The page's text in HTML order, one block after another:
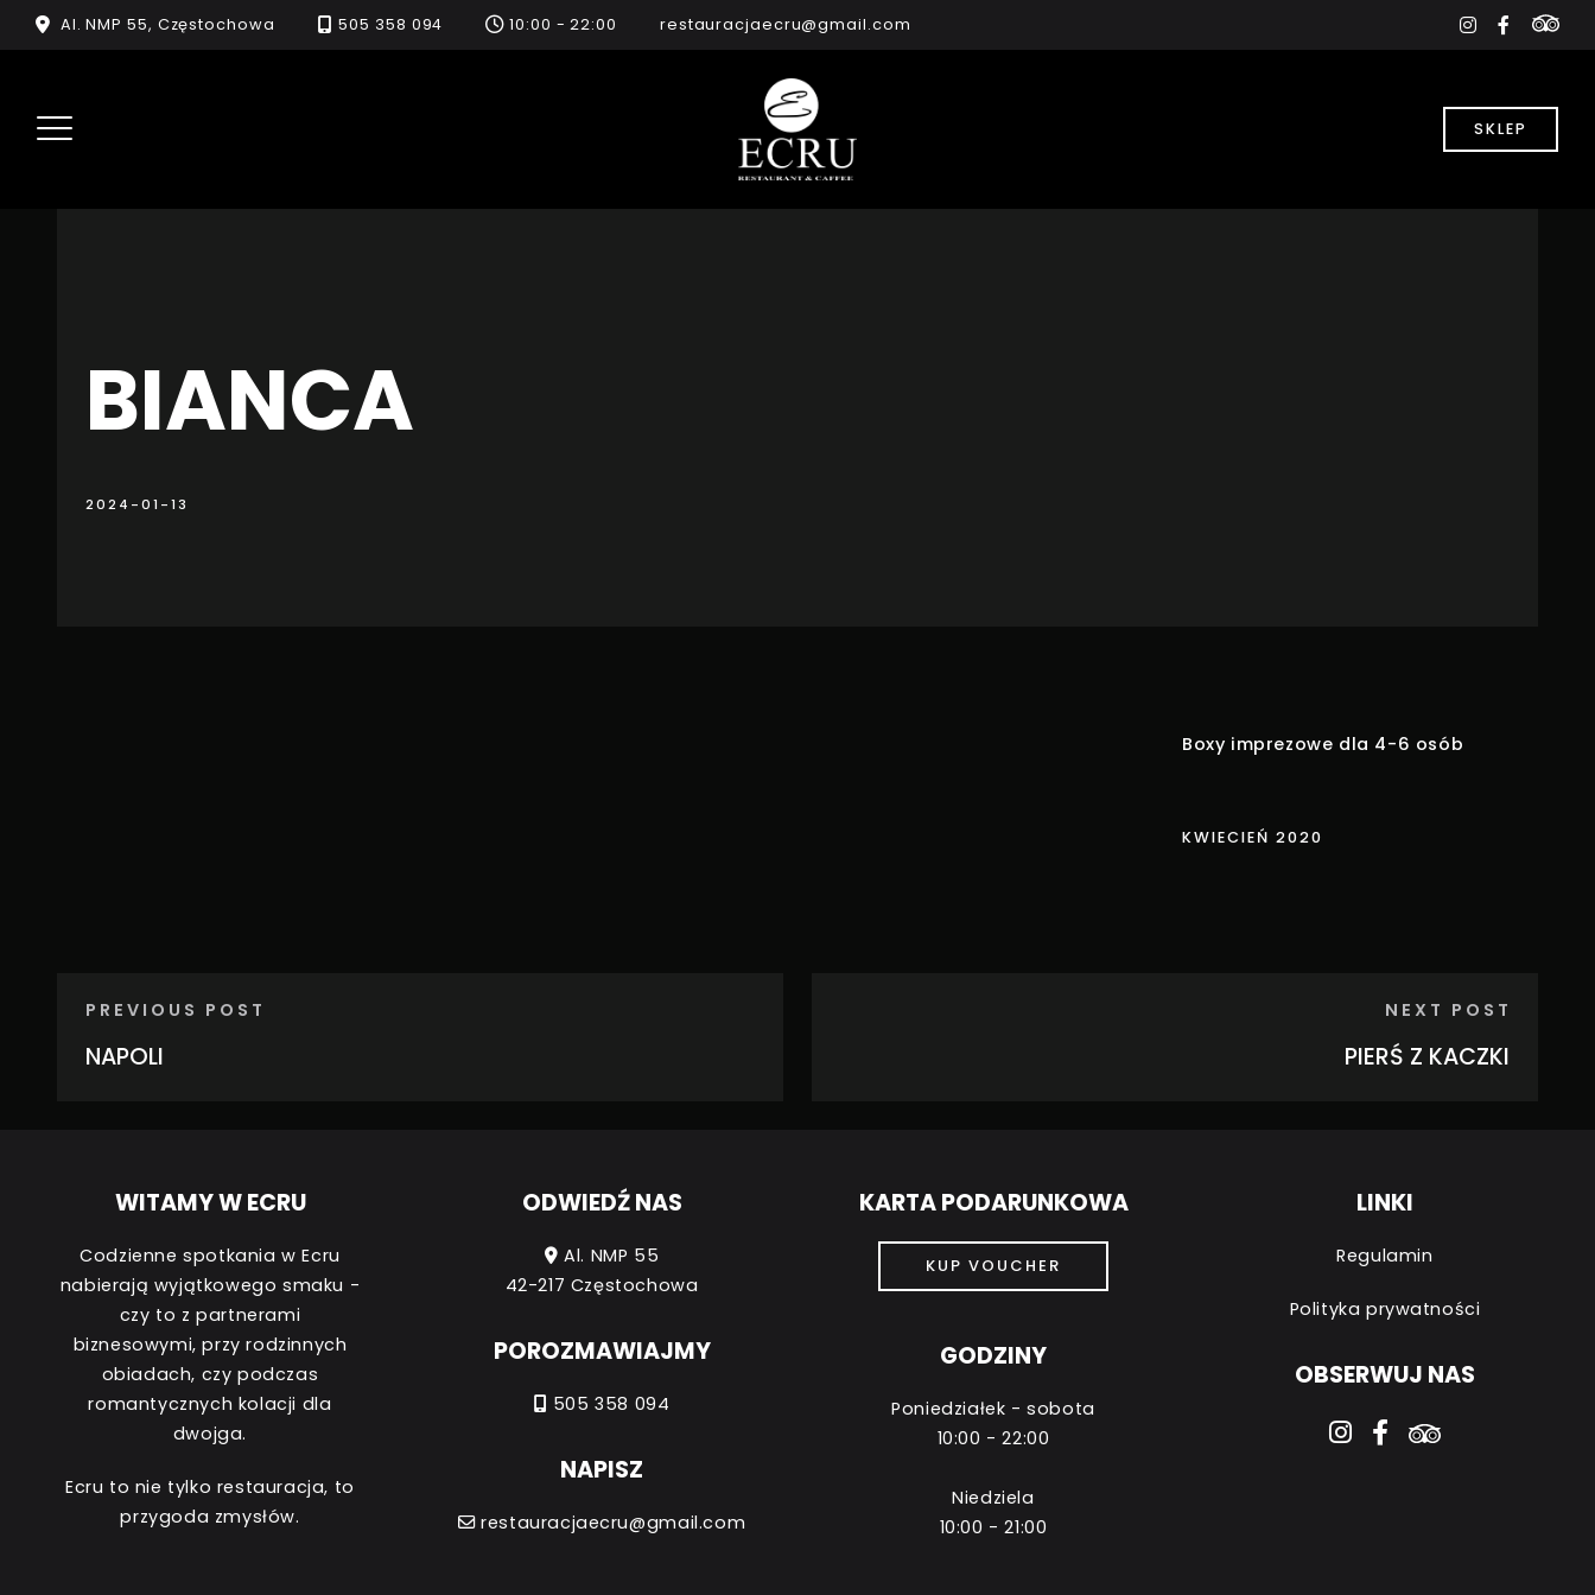
Skip
to
Al. NMP 55, Częstochowa 505 358 094 10:00 - 22:00 restauracjaecru@gmail.com instagram
SKLEP
BIANCA
2024-01-13
Boxy imprezowe dla 4-6 osób
KWIECIEŃ 2020
PREVIOUS POST
NAPOLI
NEXT POST
PIERŚ Z KACZKI
WITAMY W ECRU
Codzienne spotkania w Ecru
nabierają wyjątkowego smaku -
czy to z partnerami
biznesowymi, przy rodzinnych
obiadach, czy podczas
romantycznych kolacji dla
dwojga.
Ecru to nie tylko restauracja, to
przygoda zmysłów.
ODWIEDŹ NAS
Al. NMP 55
42-217 Częstochowa
POROZMAWIAJMY
505 358 094
NAPISZ
restauracjaecru@gmail.com
KARTA PODARUNKOWA
KUP VOUCHER
GODZINY
Poniedziałek - sobota
10:00 - 22:00
Niedziela
10:00 - 21:00
LINKI
Regulamin
Polityka prywatności
OBSERWUJ NAS
instagram
facebook-f
tripadvisor